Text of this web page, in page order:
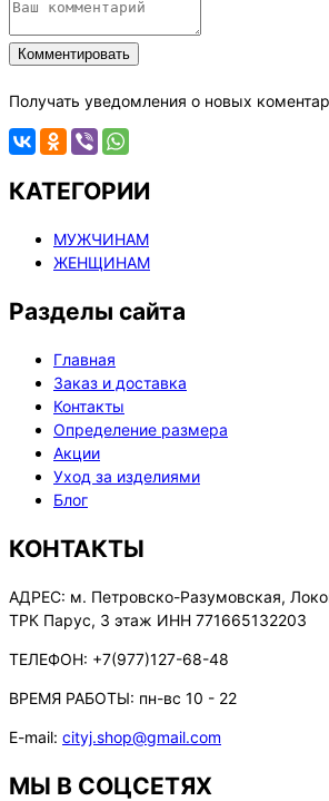
Комментировать
Получать уведомления о новых
КАТЕГОРИИ
МУЖЧИНАМ
ЖЕНЩИНАМ
Разделы сайта
Главная
Заказ и доставка
Контакты
Определение размера
Акции
Уход за изделиями
Блог
КОНТАКТЫ
АДРЕС: м. Петровско-Разумовская,
ТРК Парус, 3 этаж ИНН 771665132203
ТЕЛЕФОН: +7(977)127-68-48
ВРЕМЯ РАБОТЫ: пн-вс 10 - 22
E-mail: cityj.shop@gmail.com
МЫ В СОЦСЕТЯХ